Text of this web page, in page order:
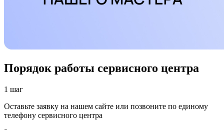
Порядок работы сервисного центра
1 шаг
Оставьте заявку на нашем сайте или позвоните по единому
телефону сервисного центра